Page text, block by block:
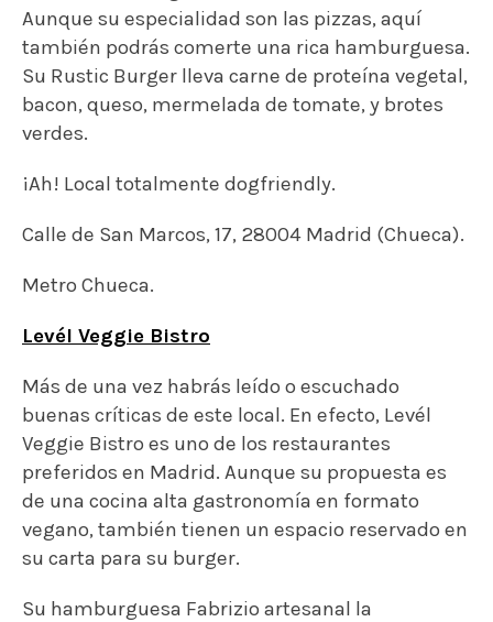
Levél Veggie Bistro
Más de una vez habrás leído o escuchado
buenas críticas de este local. En efecto, Levél
Veggie Bistro es uno de los restaurantes
preferidos en Madrid. Aunque su propuesta es
de una cocina alta gastronomía en formato
vegano, también tienen un espacio reservado en
acompañan de tomate raf, lechuga batavia,
una suave salsa de mostaza y salsa de tomate al
romero, acompañada de patatas rústicas recién
horneadas.
Av. de Menéndez Pelayo, 61, 28009 Madrid
(Retiro).